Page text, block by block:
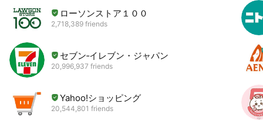
ローソンストア１００
2,718,389 friends
セブン‐イレブン・ジャパン
20,996,937 friends
Yahoo!ショッピング
20,544,801 friends